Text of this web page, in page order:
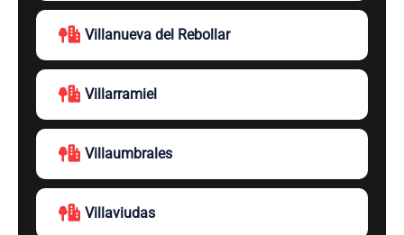
Villanueva del Rebollar
Villarramiel
Villaumbrales
Villaviudas